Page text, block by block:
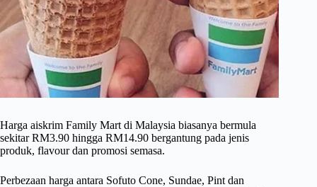
Harga aiskrim Family Mart di Malaysia biasanya bermula
sekitar RM3.90 hingga RM14.90 bergantung pada jenis
produk, flavour dan promosi semasa.
Perbezaan harga antara Sofuto Cone, Sundae, Pint dan